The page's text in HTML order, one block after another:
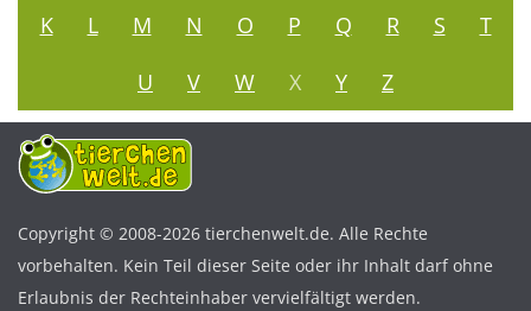
K
L M N O P Q R S
T
U
V W X Y Z
Copyright © 2008-2026 tierchenwelt.de. Alle Rechte
vorbehalten. Kein Teil dieser Seite oder ihr Inhalt darf ohne
Erlaubnis der Rechteinhaber vervielfältigt werden.